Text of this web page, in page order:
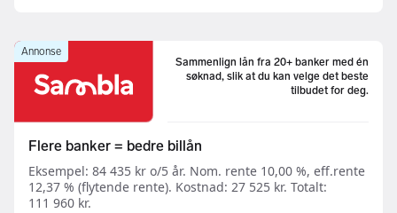
Annonse
Sammenlign lån fra 20+ banker med én
søknad, slik at du kan velge det beste
tilbudet for deg.
Flere banker = bedre billån
Eksempel: 84 435 kr o/5 år. Nom. rente 10,00 %, eff.rente
12,37 % (flytende rente). Kostnad: 27 525 kr. Totalt:
111 960 kr.